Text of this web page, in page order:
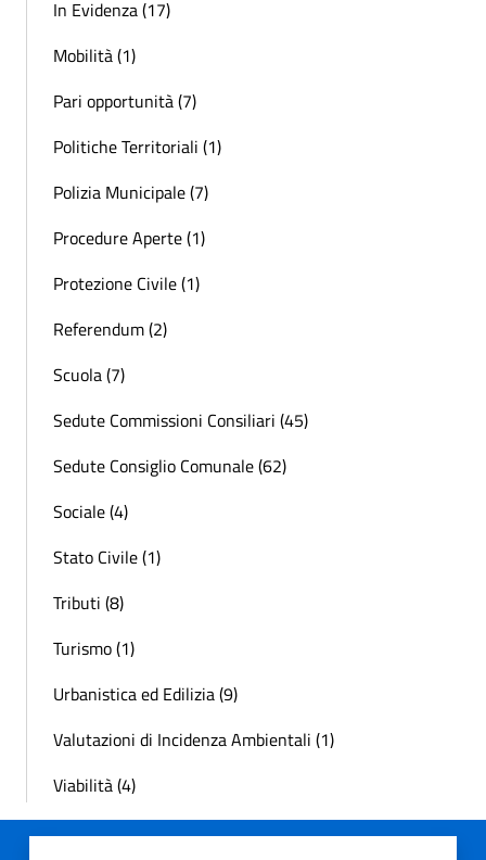
In Evidenza (17)
Mobilità (1)
Pari opportunità (7)
Politiche Territoriali (1)
Polizia Municipale (7)
Procedure Aperte (1)
Protezione Civile (1)
Referendum (2)
Scuola (7)
Sedute Commissioni Consiliari (45)
Sedute Consiglio Comunale (62)
Sociale (4)
Stato Civile (1)
Tributi (8)
Turismo (1)
Urbanistica ed Edilizia (9)
Valutazioni di Incidenza Ambientali (1)
Viabilità (4)